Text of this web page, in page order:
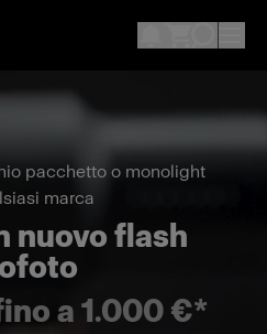
pacchetto o monolight
marca
nuovo flash
a 1.000 €*